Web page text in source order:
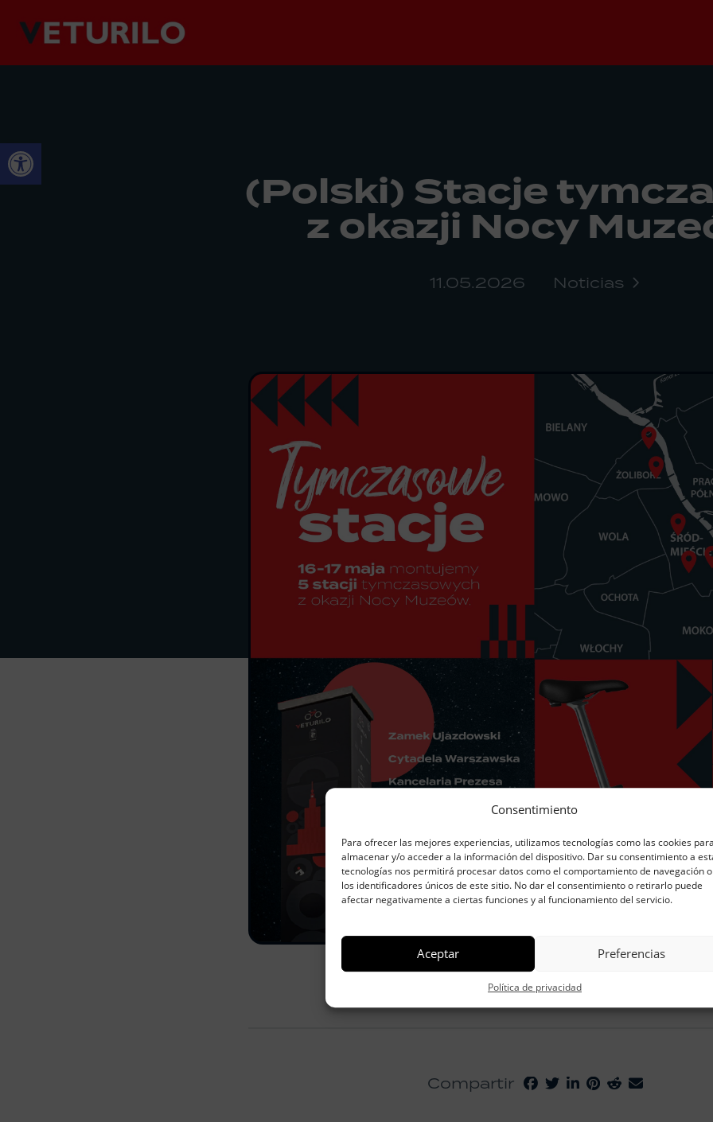
Abrir barra de herramientas
Consentimiento
Para ofrecer las mejores experiencias, utilizamos tecnologías como las cookies
almacenar y/o acceder a la información del dispositivo. Dar su consentimiento a
tecnologías nos permitirá procesar datos como el comportamiento de navegación o
los identificadores únicos de este sitio. No dar el consentimiento o retirarlo puede
afectar negativamente a ciertas funciones y al funcionamiento del servicio.
Aceptar Preferencias
Política de privacidad
(Polski) Stacje
z okazji Nocy
11.05.2026 Noticias
Compartir